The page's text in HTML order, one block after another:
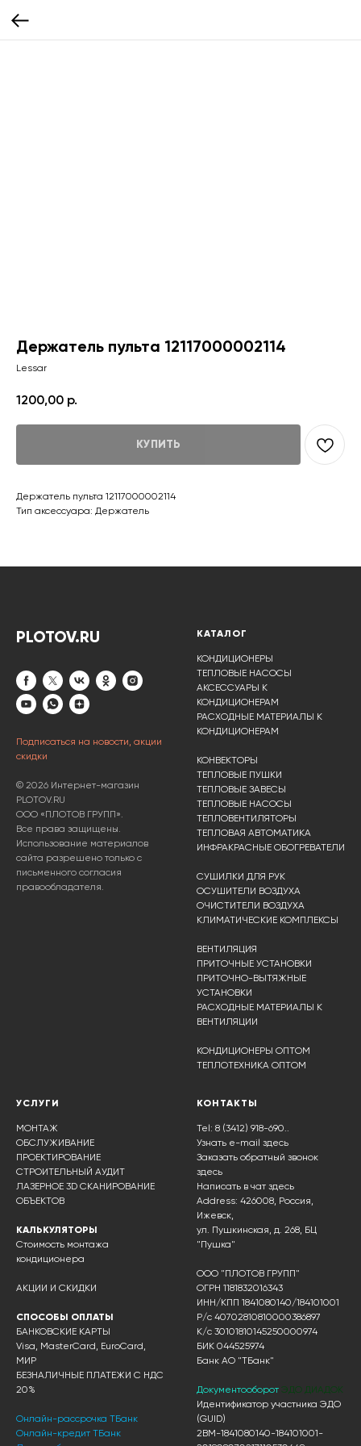
Держатель пульта 12117000002114
Lessar
1200,00 р.
КУПИТЬ
Держатель пульта 12117000002114
Тип аксессуара: Держатель
PLOTOV.RU
Подписаться на новости, акции
скидки
© 2026 Интернет-магазин
PLOTOV.RU
ООО «ПЛОТОВ ГРУПП».
Все права защищены.
Использование материалов
сайта разрешено только с
письменного согласия
правообладателя.
КАТАЛОГ
КОНДИЦИОНЕРЫ
ТЕПЛОВЫЕ НАСОСЫ
АКСЕССУАРЫ К
КОНДИЦИОНЕРАМ
РАСХОДНЫЕ МАТЕРИАЛЫ К
КОНДИЦИОНЕРАМ
КОНВЕКТОРЫ
ТЕПЛОВЫЕ ПУШКИ
ТЕПЛОВЫЕ ЗАВЕСЫ
ТЕПЛОВЫЕ НАСОСЫ
ТЕПЛОВЕНТИЛЯТОРЫ
ТЕПЛОВАЯ АВТОМАТИКА
ИНФРАКРАСНЫЕ ОБОГРЕВАТЕЛИ
СУШИЛКИ ДЛЯ РУК
ОСУШИТЕЛИ ВОЗДУХА
ОЧИСТИТЕЛИ ВОЗДУХА
КЛИМАТИЧЕСКИЕ КОМПЛЕКСЫ
ВЕНТИЛЯЦИЯ
ПРИТОЧНЫЕ УСТАНОВКИ
ПРИТОЧНО-ВЫТЯЖНЫЕ
УСТАНОВКИ
РАСХОДНЫЕ МАТЕРИАЛЫ К
ВЕНТИЛЯЦИИ
КОНДИЦИОНЕРЫ ОПТОМ
ТЕПЛОТЕХНИКА ОПТОМ
УСЛУГИ
МОНТАЖ
ОБСЛУЖИВАНИЕ
ПРОЕКТИРОВАНИЕ
СТРОИТЕЛЬНЫЙ АУДИТ
ЛАЗЕРНОЕ 3D СКАНИРОВАНИЕ
ОБЪЕКТОВ
КАЛЬКУЛЯТОРЫ
Стоимость монтажа
кондиционера
АКЦИИ И СКИДКИ
СПОСОБЫ ОПЛАТЫ
БАНКОВСКИЕ КАРТЫ
Visa, MasterCard, EuroCard,
МИР
БЕЗНАЛИЧНЫЕ ПЛАТЕЖИ С НДС
20%
Онлайн-рассрочка ТБанк
Онлайн-кредит ТБанк
КОНТАКТЫ
Tel: 8 (3412) 918-690..
Узнать e-mail здесь
Заказать обратный звонок
здесь
Написать в чат здесь
Address: 426008, Россия,
Ижевск,
ул. Пушкинская, д. 268, БЦ
"Пушка"
ООО "ПЛОТОВ ГРУПП"
ОГРН 1181832016343
ИНН/КПП 1841080140/184101001
Р/с 40702810810000386897
К/с 30101810145250000974
БИК 044525974
Банк АО "ТБанк"
Документооборот ЭДО ДИАДОК
Идентификатор участника ЭДО
(GUID)
2BM-1841080140-184101001-